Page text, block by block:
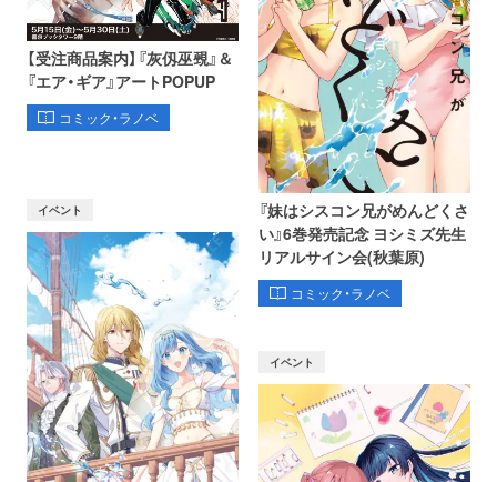
【受注商品案内】『灰仭巫覡』＆
『エア・ギア』アートPOPUP
コミック・ラノベ
『妹はシスコン兄がめんどくさ
い』6巻発売記念 ヨシミズ先生
リアルサイン会(秋葉原)
コミック・ラノベ
イベント
イベント